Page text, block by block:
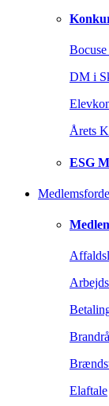
DM i
Årets
ESG
Elaftale